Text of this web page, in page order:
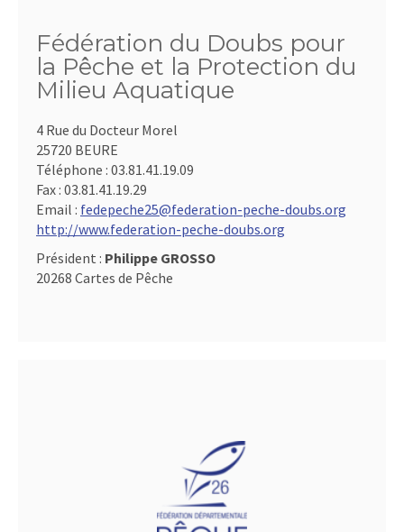
Fédération du Doubs pour
la Pêche et la Protection du
Milieu Aquatique
4 Rue du Docteur Morel
25720 BEURE
Téléphone : 03.81.41.19.09
Fax : 03.81.41.19.29
Email : fedepeche25@federation-peche-doubs.org
http://www.federation-peche-doubs.org
Président : Philippe GROSSO
20268 Cartes de Pêche